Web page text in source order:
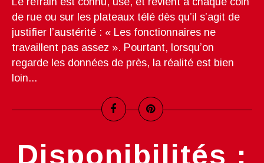
de rue ou sur les plateaux télé dès qu’il s’agit de
justifier l’austérité : « Les fonctionnaires ne
travaillent pas assez ». Pourtant, lorsqu’on
regarde les données de près, la réalité est bien
loin...
Disponibilités :